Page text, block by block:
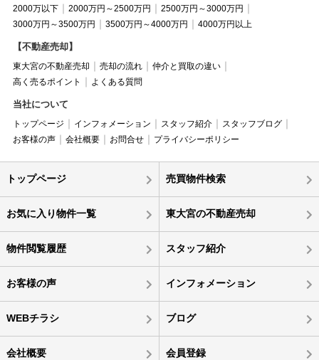
2000万以下 2000万円～2500万円
2500万円～3000万円
3000万円～3500万円
3500万円～4000万円 4000万円以上
【不動産売却】
東大宮の不動産売却 売却の流れ
仲介と買取の違い
高く売るポイント
よくある質問
当社について
トップページ インフォメーション スタッフ紹介
スタッフブログ
お客様の声
会社概要 お問合せ プライバシーポリシー
トップページ 売買物件検索
お気に入り物件一覧 東大宮の不動産売却
物件閲覧履歴 スタッフ紹介
お客様の声 インフォメーション
WEBチラシ ブログ
会社概要 会員登録